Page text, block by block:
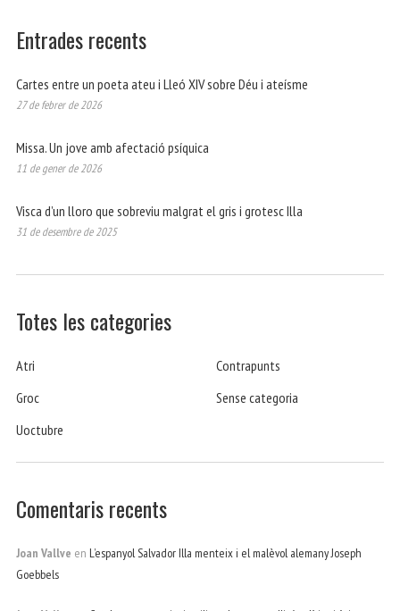
Entrades recents
Cartes entre un poeta ateu i Lleó XIV sobre Déu i ateísme
27 de febrer de 2026
Missa. Un jove amb afectació psíquica
11 de gener de 2026
Visca d’un lloro que sobreviu malgrat el gris i grotesc Illa
31 de desembre de 2025
Totes les categories
Atri
Contrapunts
Groc
Sense categoria
Uoctubre
Comentaris recents
Joan Vallve en L’espanyol Salvador Illa menteix i el malèvol alemany Joseph
Goebbels